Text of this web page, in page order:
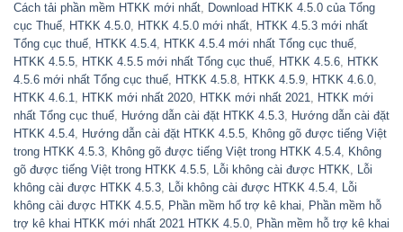
Cách tải phần mềm HTKK mới nhất, Download HTKK 4.5.0 của Tổng
cục Thuế, HTKK 4.5.0, HTKK 4.5.0 mới nhất, HTKK 4.5.3 mới nhất
Tổng cục thuế, HTKK 4.5.4, HTKK 4.5.4 mới nhất Tổng cục thuế,
HTKK 4.5.5, HTKK 4.5.5 mới nhất Tổng cục thuế, HTKK 4.5.6, HTKK
4.5.6 mới nhất Tổng cục thuế, HTKK 4.5.8, HTKK 4.5.9, HTKK 4.6.0,
HTKK 4.6.1, HTKK mới nhất 2020, HTKK mới nhất 2021, HTKK mới
nhất Tổng cục thuế, Hướng dẫn cài đặt HTKK 4.5.3, Hướng dẫn cài đặt
HTKK 4.5.4, Hướng dẫn cài đặt HTKK 4.5.5, Không gõ được tiếng Việt
trong HTKK 4.5.3, Không gõ được tiếng Việt trong HTKK 4.5.4, Không
gõ được tiếng Việt trong HTKK 4.5.5, Lỗi không cài được HTKK, Lỗi
không cài được HTKK 4.5.3, Lỗi không cài được HTKK 4.5.4, Lỗi
không cài được HTKK 4.5.5, Phần mềm hổ trợ kê khai, Phần mềm hỗ
trợ kê khai HTKK mới nhất 2021 HTKK 4.5.0, Phần mềm hỗ trợ kê khai